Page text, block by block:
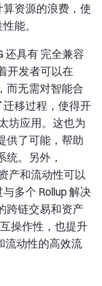
资源的浪费，使
能。
还具有 完全兼容
开发者可以在
而无需对智能合
移过程，使得开
坊应用。这也为
供了可能，帮助
统。另外，
产和流动性可以
多个 Rollup 解决
跨链交易和资产
操作性，也提升
流动性的高效流